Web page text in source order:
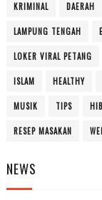
KRIMINAL DAERAH
LAMPUNG TENGAH
LOKER VIRAL PETANG
ISLAM HEALTHY
MUSIK TIPS
RESEP MASAKAN
NEWS